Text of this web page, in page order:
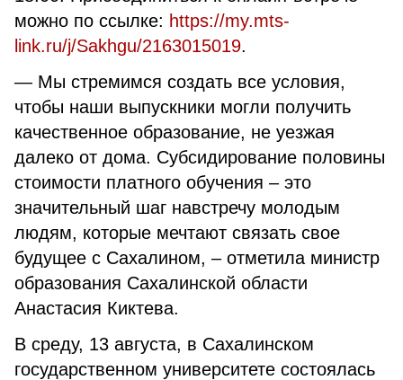
можно по ссылке: https://my.mts-
link.ru/j/Sakhgu/2163015019.
— Мы стремимся создать все условия,
чтобы наши выпускники могли получить
качественное образование, не уезжая
далеко от дома. Субсидирование половины
стоимости платного обучения – это
значительный шаг навстречу молодым
людям, которые мечтают связать свое
будущее с Сахалином, – отметила министр
образования Сахалинской области
Анастасия Киктева.
В среду, 13 августа, в Сахалинском
государственном университете состоялась